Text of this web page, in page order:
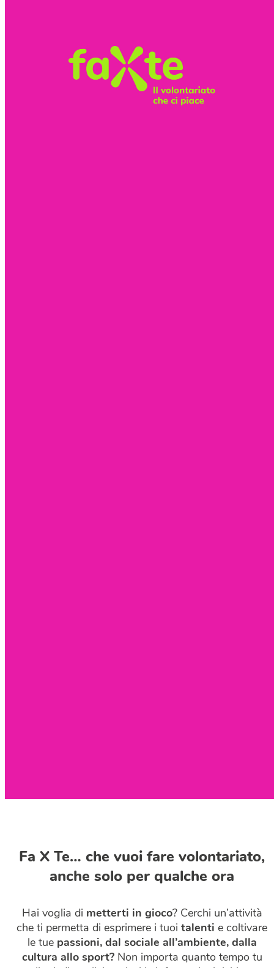
Fa X Te… che vuoi fare volontariato,
anche solo per qualche ora
Hai voglia di metterti in gioco? Cerchi un’attività
che ti permetta di esprimere i tuoi talenti e coltivare
le tue passioni, dal sociale all’ambiente, dalla
cultura allo sport?Non importa quanto tempo tu